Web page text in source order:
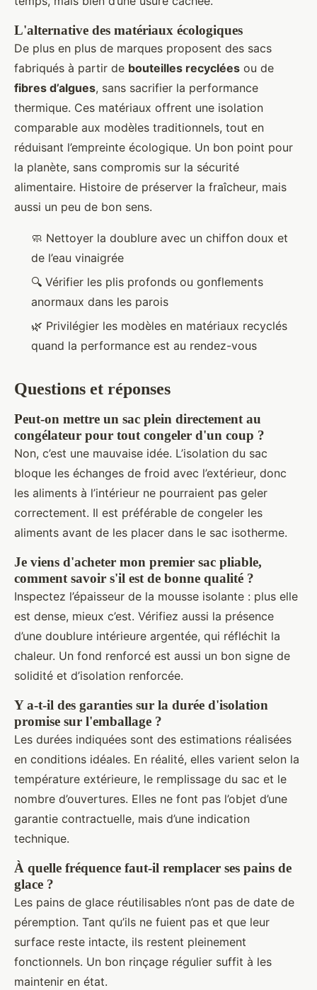
L'alternative des matériaux écologiques
De plus en plus de marques proposent des sacs
fabriqués à partir de bouteilles recyclées ou de
fibres d’algues, sans sacrifier la performance
thermique. Ces matériaux offrent une isolation
comparable aux modèles traditionnels, tout en
réduisant l’empreinte écologique. Un bon point pour
la planète, sans compromis sur la sécurité
alimentaire. Histoire de préserver la fraîcheur, mais
aussi un peu de bon sens.
🧼 Nettoyer la doublure avec un chiffon doux et
de l’eau vinaigrée
🔍 Vérifier les plis profonds ou gonflements
anormaux dans les parois
🌿 Privilégier les modèles en matériaux recyclés
quand la performance est au rendez-vous
Questions et réponses
Peut-on mettre un sac plein directement au
congélateur pour tout congeler d'un coup ?
Non, c’est une mauvaise idée. L’isolation du sac
bloque les échanges de froid avec l’extérieur, donc
les aliments à l’intérieur ne pourraient pas geler
correctement. Il est préférable de congeler les
aliments avant de les placer dans le sac isotherme.
Je viens d'acheter mon premier sac pliable,
comment savoir s'il est de bonne qualité ?
Inspectez l’épaisseur de la mousse isolante : plus elle
est dense, mieux c’est. Vérifiez aussi la présence
d’une doublure intérieure argentée, qui réfléchit la
chaleur. Un fond renforcé est aussi un bon signe de
solidité et d’isolation renforcée.
Y a-t-il des garanties sur la durée d'isolation
promise sur l'emballage ?
Les durées indiquées sont des estimations réalisées
en conditions idéales. En réalité, elles varient selon la
température extérieure, le remplissage du sac et le
nombre d’ouvertures. Elles ne font pas l’objet d’une
garantie contractuelle, mais d’une indication
technique.
À quelle fréquence faut-il remplacer ses pains de
glace ?
Les pains de glace réutilisables n’ont pas de date de
péremption. Tant qu’ils ne fuient pas et que leur
surface reste intacte, ils restent pleinement
fonctionnels. Un bon rinçage régulier suffit à les
maintenir en état.